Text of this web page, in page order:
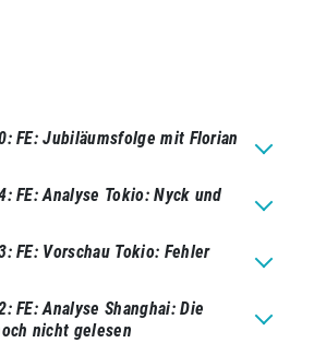
FE: Jubiläumsfolge mit Florian
FE: Analyse Tokio: Nyck und
FE: Vorschau Tokio: Fehler
FE: Analyse Shanghai: Die
nicht gelesen